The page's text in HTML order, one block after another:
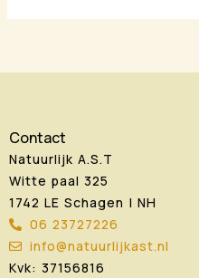
Contact
Natuurlijk A.S.T
Witte paal 325
1742 LE Schagen | NH
06 23727226
info@natuurlijkast.nl
Kvk: 37156816